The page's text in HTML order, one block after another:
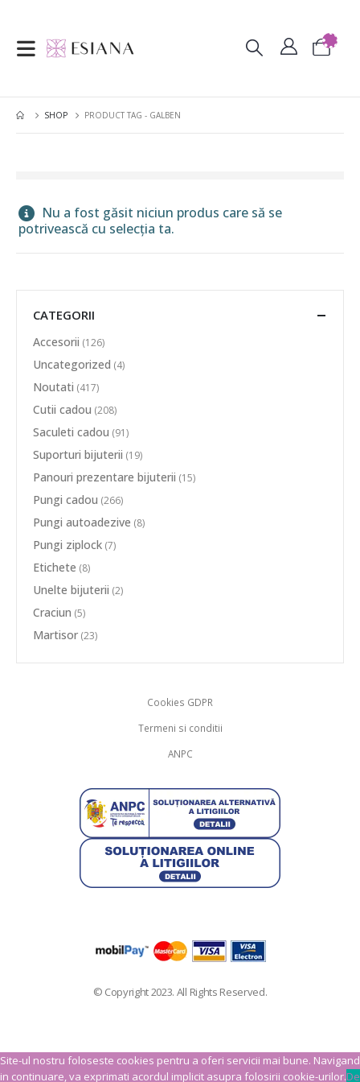
SHOP PRODUCT TAG - GALBEN
Nu a fost găsit niciun produs care să se
potrivească cu selecția ta.
CATEGORII
Accesorii (126)
Uncategorized (4)
Noutati (417)
Cutii cadou (208)
Saculeti cadou (91)
Suporturi bijuterii (19)
Panouri prezentare bijuterii (15)
Pungi cadou (266)
Pungi autoadezive (8)
Pungi ziplock (7)
Etichete (8)
Unelte bijuterii (2)
Craciun (5)
Martisor (23)
Cookies GDPR
Termeni si conditii
ANPC
© Copyright 2023. All Rights Reserved.
Site-ul nostru foloseste cookies pentru a oferi servicii mai bune. Navigand
in continuare, va exprimati acordul implicit asupra folosirii cookie-urilor.De